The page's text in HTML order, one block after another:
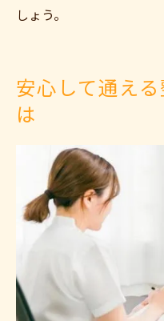
しょう。
安心して通え
は